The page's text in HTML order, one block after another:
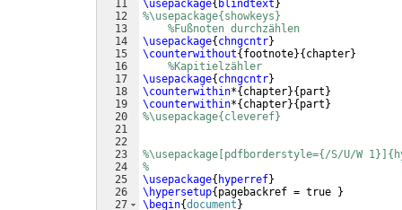
11
12
13
14
15
16
17
18
19
20
21
22
23
24
25
26
27
\usepackage{ blindtext }
%\usepackage{showkeys}
%Fußnoten durchzählen
\usepackage{ chngcntr}
\counterwithout{ footnote}{ chapter}
%Kapitielzähler
\usepackage{ chngcntr}
\counterwithin*{ chapter}{ part }
\counterwithin*{ chapter}{ part }
%\usepackage{cleveref}
%\usepackage[pdfborderstyle={/S/U/W
%
\usepackage{ hyperref}
\hypersetup{ pagebackref = true
}
\begin{document }